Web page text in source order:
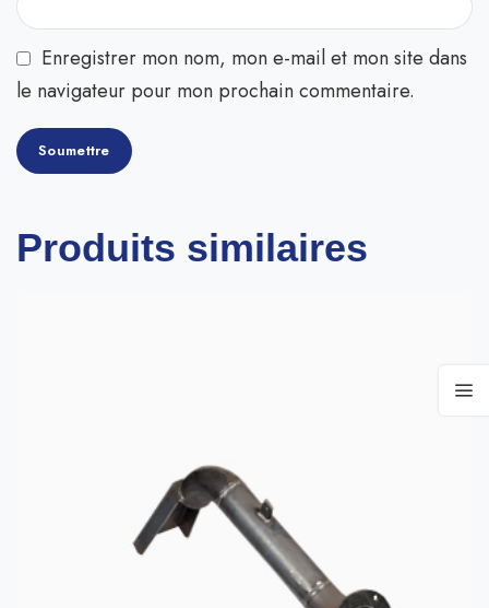
Enregistrer mon nom, mon e-mail et mon site dans
le navigateur pour mon prochain commentaire.
Produits similaires